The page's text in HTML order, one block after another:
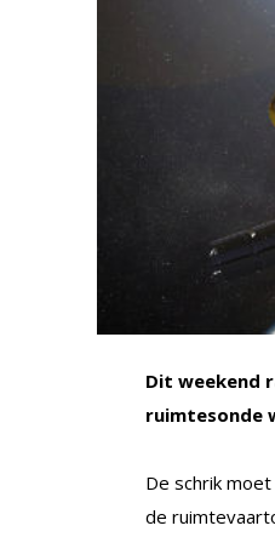
Dit weekend
ruimtesonde
De schrik
de